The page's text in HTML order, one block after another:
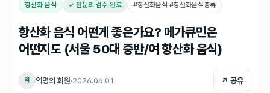
항산화 음식 ✓ 전문의 검수 완료 #항산화음식 #항산화음식종류
항산화 음식 어떤게 좋은가요? 메가큐민은
어떤지도 (서울 50대 중반/여 항산화 음식)
익 익명의 회원·2026.06.01 ↗ 공유